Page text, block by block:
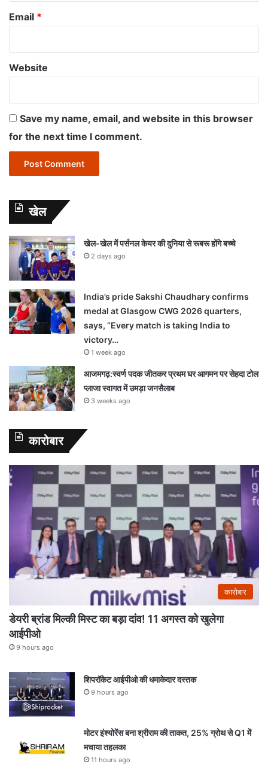
Email *
Website
Save my name, email, and website in this browser
for the next time I comment.
खेल
खेल-खेल में पर्सनल केयर की दुनिया से रूबरू होंगे बच्चे
2 days ago
India’s pride Sakshi Chaudhary confirms
medal at Glasgow CWG 2026 quarters,
says, “Every match is taking India to
victory…
1 week ago
आजमगढ़:स्वर्ण पदक जीतकर प्रथम घर आगमन पर सेहदा टोल
प्लाजा स्वागत में उमड़ा जनसैलाब
3 weeks ago
कारोबार
कारोबार
डेयरी ब्रांड मिल्की मिस्ट का बड़ा दांव! 11 अगस्त को खुलेगा
आईपीओ
9 hours ago
शिपरॉकेट आईपीओ की धमाकेदार दस्तक
9 hours ago
मोटर इंश्योरेंस बना श्रीराम की ताकत, 25% ग्रोथ से Q1 में
मचाया तहलका
11 hours ago